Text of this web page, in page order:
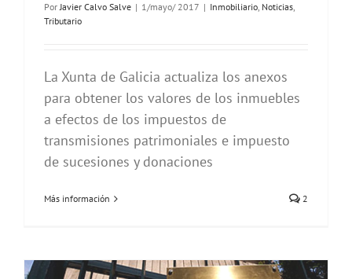
PorJavier Calvo Salve | 1/mayo/ 2017 | Inmobiliario, Noticias,
Tributario
La Xunta de Galicia actualiza los anexos
para obtener los valores de los inmuebles
a efectos de los impuestos de
transmisiones patrimoniales e impuesto
de sucesiones y donaciones
Más información 2